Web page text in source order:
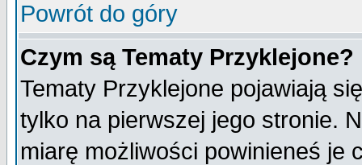
Powrót do góry
Czym są Tematy Przyklejone?
Tematy Przyklejone pojawiają
tylko na pierwszej jego stronie.
miarę możliwości powinieneś je